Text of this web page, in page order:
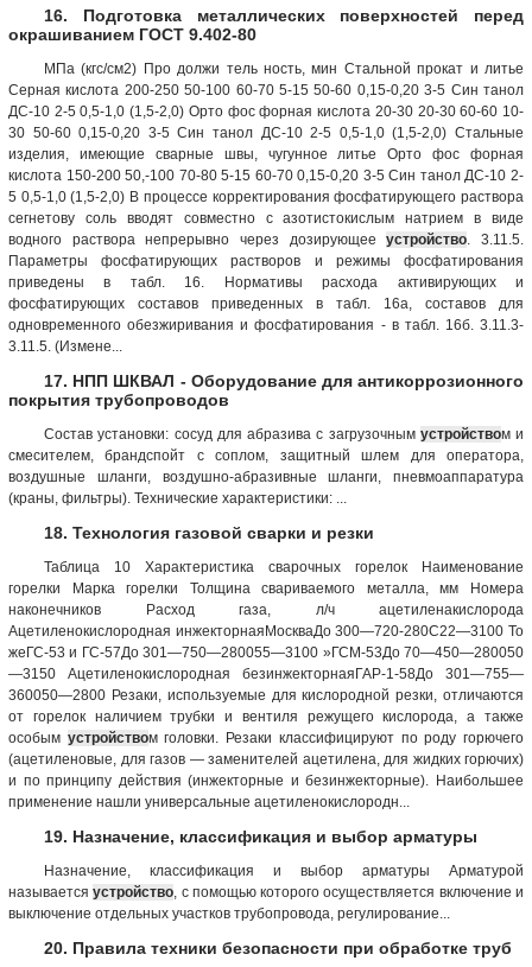
16. Подготовка металлических поверхностей перед
окрашиванием ГОСТ 9.402-80
МПа (кгс/см2) Про должи тель ность, мин Стальной прокат и литье
Серная кислота 200-250 50-100 60-70 5-15 50-60 0,15-0,20 3-5 Син танол
ДС-10 2-5 0,5-1,0 (1,5-2,0) Орто фос форная кислота 20-30 20-30 60-60 10-
30 50-60 0,15-0,20 3-5 Син танол ДС-10 2-5 0,5-1,0 (1,5-2,0) Стальные
изделия, имеющие сварные швы, чугунное литье Орто фос форная
кислота 150-200 50,-100 70-80 5-15 60-70 0,15-0,20 3-5 Син танол ДС-10 2-
5 0,5-1,0 (1,5-2,0) В процессе корректирования фосфатирующего раствора
сегнетову соль вводят совместно с азотистокислым натрием в виде
водного раствора непрерывно через дозирующееустройство . 3.11.5.
Параметры фосфатирующих растворов и режимы фосфатирования
приведены в табл. 16. Нормативы расхода активирующих и
фосфатирующих составов приведенных в табл. 16а, составов для
одновременного обезжиривания и фосфатирования - в табл. 16б. 3.11.3-
3.11.5. (Измене...
17. НПП ШКВАЛ - Оборудование для антикоррозионного
покрытия трубопроводов
Состав установки: сосуд для абразива с загрузочным устройством и
смесителем, брандспойт с соплом, защитный шлем для оператора,
воздушные шланги, воздушно-абразивные шланги, пневмоаппаратура
(краны, фильтры). Технические характеристики: ...
18. Технология газовой сварки и резки
Таблица 10 Характеристика сварочных горелок Наименование
горелки Марка горелки Толщина свариваемого металла, мм Номера
наконечников Расход газа, л/ч ацетиленакислорода
Ацетиленокислородная инжекторнаяМоскваДо 300—720-280С22—3100 То
жеГС-53 и ГС-57До 301—750—280055—3100 »ГСМ-53До 70—450—280050
—3150 Ацетиленокислородная безинжекторнаяГАР-1-58До 301—755—
360050—2800 Резаки, используемые для кислородной резки, отличаются
от горелок наличием трубки и вентиля режущего кислорода, а также
особым устройством головки. Резаки классифицируют по роду горючего
(ацетиленовые, для газов — заменителей ацетилена, для жидких горючих)
и по принципу действия (инжекторные и безинжекторные). Наибольшее
применение нашли универсальные ацетиленокислородн...
19. Назначение, классификация и выбор арматуры
Назначение, классификация и выбор арматуры Арматурой
называетсяустройство , с помощью которого осуществляется включение и
выключение отдельных участков трубопровода, регулирование...
20. Правила техники безопасности при обработке труб